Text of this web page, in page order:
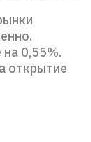
0,55%.
открытие